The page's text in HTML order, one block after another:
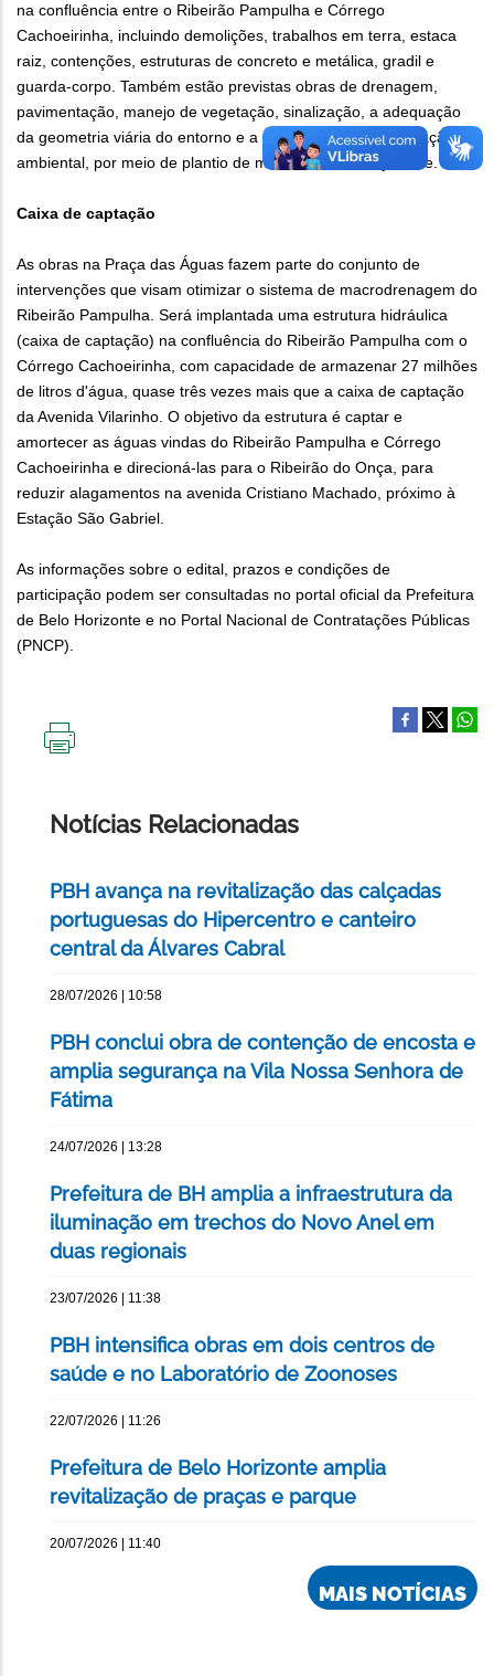
na confluência entre o Ribeirão Pampulha e Córrego
Cachoeirinha, incluindo demolições, trabalhos em terra, estaca
raiz, contenções, estruturas de concreto e metálica, gradil e
guarda-corpo. Também estão previstas obras de drenagem,
pavimentação, manejo de vegetação, sinalização, a adequação
da geometria viária do entorno e a execução da compensação
ambiental, por meio de plantio de mudas na área adjacente.
Caixa de captação
As obras na Praça das Águas fazem parte do conjunto de
intervenções que visam otimizar o sistema de macrodrenagem do
Ribeirão Pampulha. Será implantada uma estrutura hidráulica
(caixa de captação) na confluência do Ribeirão Pampulha com o
Córrego Cachoeirinha, com capacidade de armazenar 27 milhões
de litros d'água, quase três vezes mais que a caixa de captação
da Avenida Vilarinho. O objetivo da estrutura é captar e
amortecer as águas vindas do Ribeirão Pampulha e Córrego
Cachoeirinha e direcioná-las para o Ribeirão do Onça, para
reduzir alagamentos na avenida Cristiano Machado, próximo à
Estação São Gabriel.
As informações sobre o edital, prazos e condições de
participação podem ser consultadas no portal oficial da Prefeitura
de Belo Horizonte e no Portal Nacional de Contratações Públicas
(PNCP).
Notícias Relacionadas
PBH avança na revitalização das calçadas
portuguesas do Hipercentro e canteiro
central da Álvares Cabral
28/07/2026 | 10:58
PBH conclui obra de contenção de encosta e
amplia segurança na Vila Nossa Senhora de
Fátima
24/07/2026 | 13:28
Prefeitura de BH amplia a infraestrutura da
iluminação em trechos do Novo Anel em
duas regionais
23/07/2026 | 11:38
PBH intensifica obras em dois centros de
saúde e no Laboratório de Zoonoses
22/07/2026 | 11:26
Prefeitura de Belo Horizonte amplia
revitalização de praças e parque
20/07/2026 | 11:40
MAIS NOTÍCIAS